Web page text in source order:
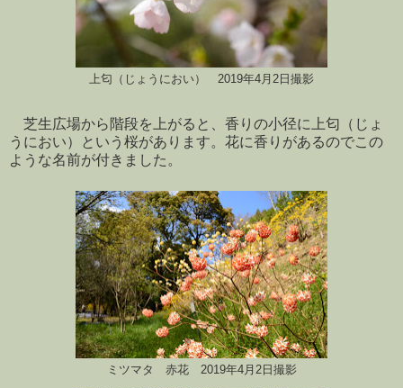
上匂（じょうにおい） 2019年4月2日撮影
芝生広場から階段を上がると、香りの小径に上匂（じょ
うにおい）という桜があります。花に香りがあるのでこの
ような名前が付きました。
ミツマタ 赤花 2019年4月2日撮影